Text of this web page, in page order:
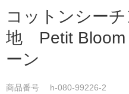
コットンシー
地 Petit
ーン
商品番号 h-080-99226-2